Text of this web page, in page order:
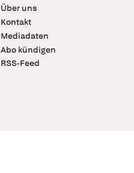
Über uns
Kontakt
Mediadaten
Abo kündigen
RSS-Feed